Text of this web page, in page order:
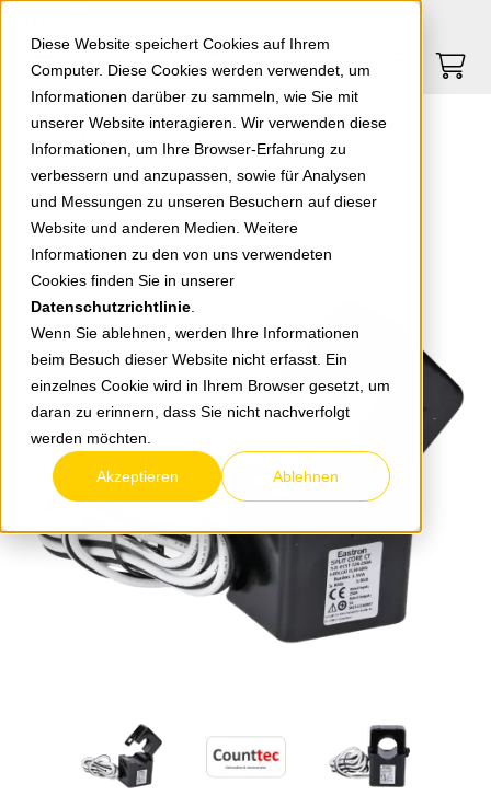
Diese Website speichert Cookies auf Ihrem
Computer. Diese Cookies werden verwendet, um
Informationen darüber zu sammeln, wie Sie mit
unserer Website interagieren. Wir verwenden diese
Informationen, um Ihre Browser-Erfahrung zu
verbessern und anzupassen, sowie für Analysen
und Messungen zu unseren Besuchern auf dieser
Website und anderen Medien. Weitere
Informationen zu den von uns verwendeten
Cookies finden Sie in unserer
Datenschutzrichtlinie
Wenn Sie ablehnen, werden Ihre Informationen
beim Besuch dieser Website nicht erfasst. Ein
einzelnes Cookie wird in Ihrem Browser gesetzt, um
daran zu erinnern, dass Sie nicht nachverfolgt
werden möchten.
Akzeptieren Ablehnen
Springe zu Hauptinhalt Springe zum Footer
0
zurück zur Übersicht